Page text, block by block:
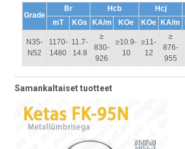
Grade
Br Hcb Hcj
mT KGs KA/m KOe KOe KA/m
N35-
N52
1170-
1480
11.7-
14.8
≥
830-
926
≥10.9-
10
≥11-
12
≥
876-
955
Samankaltaiset tuotteet